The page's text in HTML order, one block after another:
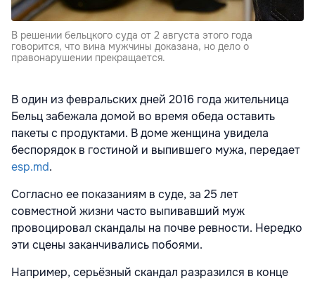
В решении бельцкого суда от 2 августа этого года
говорится, что вина мужчины доказана, но дело о
правонарушении прекращается.
В один из февральских дней 2016 года жительница
Бельц забежала домой во время обеда оставить
пакеты с продуктами. В доме женщина увидела
беспорядок в гостиной и выпившего мужа, передает
esp.md.
Согласно ее показаниям в суде, за 25 лет
совместной жизни часто выпивавший муж
провоцировал скандалы на почве ревности. Нередко
эти сцены заканчивались побоями.
Например, серьёзный скандал разразился в конце